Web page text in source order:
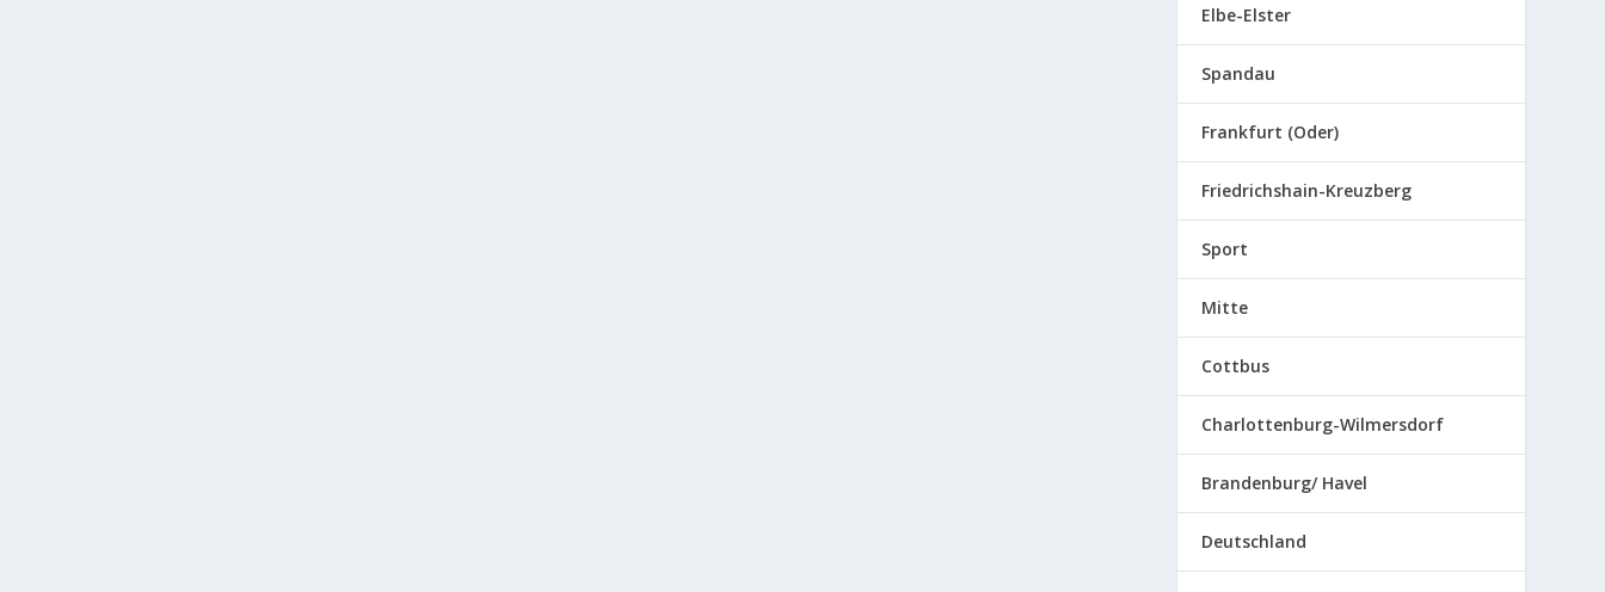
Elbe-Elster
Spandau
Frankfurt (Oder)
Friedrichshain-Kreuzberg
Sport
Mitte
Cottbus
Charlottenburg-Wilmersdorf
Brandenburg/ Havel
Deutschland